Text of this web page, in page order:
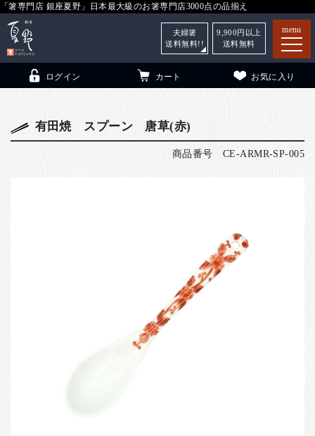
「箸専門店 銀座夏野」日本最大級のお箸専門店3000点の品揃え
menu
ログイン カート お気に入り
夫婦箸
送料無料!!
9,900 円以上
送料無料
有田焼 スプーン 唐草(赤)
商品番号 CE-ARMR-SP-005